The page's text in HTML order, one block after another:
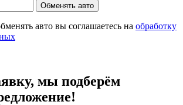
Обменять авто
авто вы соглашаетесь на обработку
мы подберём